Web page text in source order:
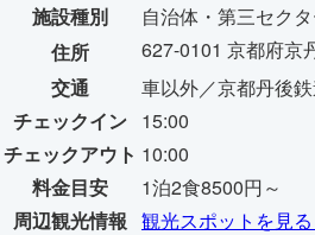
施設種別
自治体・第三セク
住所
627-0101 京都府京
交通
車以外／京都丹後
チェックイン 15:00
チェックアウト 10:00
料金目安
1泊2食8500円～
周辺観光情報 観光スポットを見